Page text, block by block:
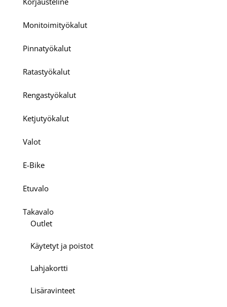
Monitoimityökalut
Pinnatyökalut
Ratastyökalut
Rengastyökalut
Ketjutyökalut
Valot
E-Bike
Etuvalo
Takavalo
Outlet
Käytetyt ja poistot
Lahjakortti
Lisäravinteet